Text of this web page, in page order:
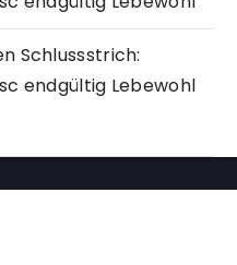
Schlussstrich:
endgültig Lebewohl